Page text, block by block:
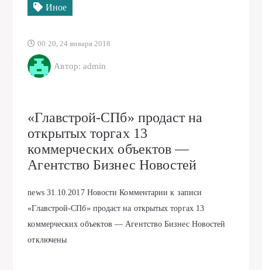
Иное
00:20, 24 января 2018
Автор: admin
«Главстрой-СПб» продаст на
открытых торгах 13
коммерческих объектов —
Агентство Бизнес Новостей
news 31.10.2017 Новости Комментариик записи
«Главстрой-СПб» продаст на открытых торгах 13
коммерческих объектов — Агентство Бизнес Новостей
отключены